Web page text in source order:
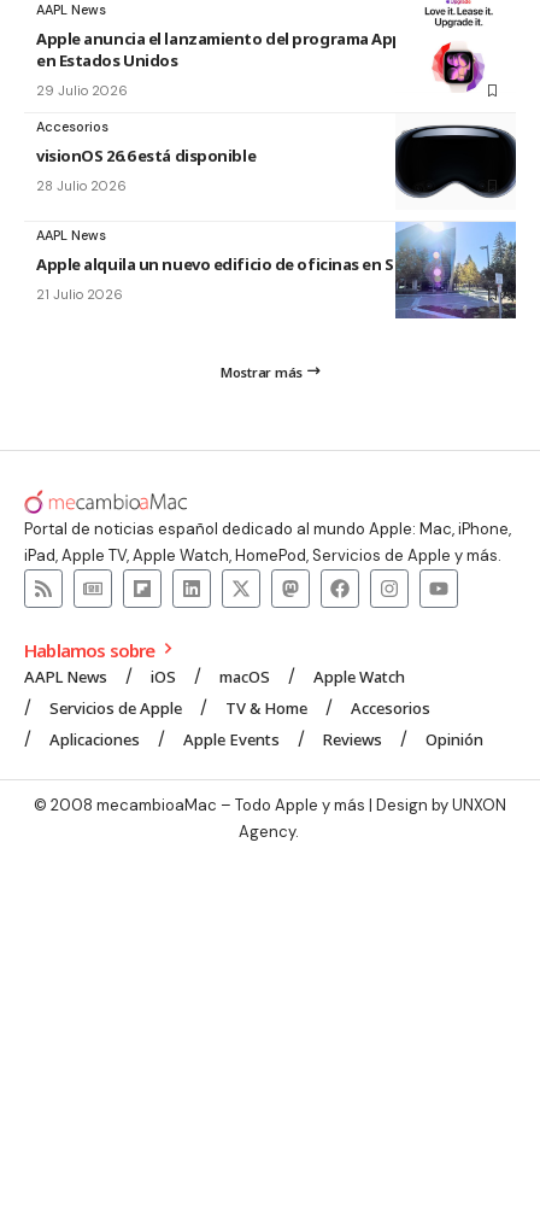
AAPL News
Apple anuncia el lanzamiento del programa Apple Upgrade
en Estados Unidos
29 Julio 2026
Accesorios
visionOS 26.6 está disponible
28 Julio 2026
AAPL News
Apple alquila un nuevo edificio de oficinas en Sunnyvale
21 Julio 2026
Mostrar más
Portal de noticias español dedicado al mundo Apple: Mac, iPhone,
iPad, Apple TV, Apple Watch, HomePod, Servicios de Apple y más.
Hablamos sobre
AAPL News iOS macOS
Apple Watch
Servicios de Apple
TV & Home
Accesorios
Aplicaciones
Apple Events Reviews Opinión
© 2008 mecambioaMac – Todo Apple y más | Design byUNXON
Agency.